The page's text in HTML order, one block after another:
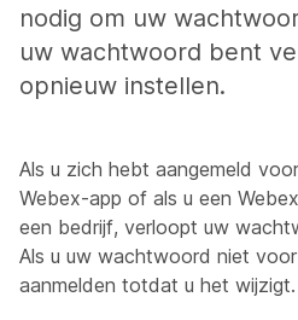
nodig om uw
uw wachtwoord bent
opnieuw instellen.
Als u zich hebt aangemeld
Webex-app of als u een
een bedrijf, verloopt uw
Als u uw wachtwoord niet
aanmelden totdat u het wijzigt.